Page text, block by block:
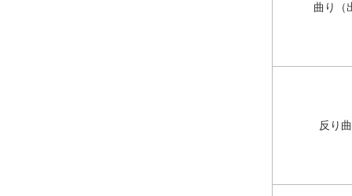
曲り（
反り